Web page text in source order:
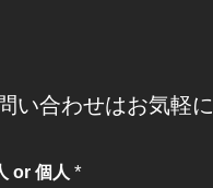
い合わせはお気軽に
or 個人 *